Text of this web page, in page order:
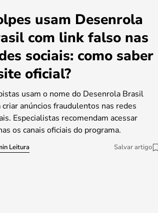
usam Desenrola
com link falso nas
sociais: como saber
oficial?
usam o nome do Desenrola Brasil
criar anúncios fraudulentos nas redes
Especialistas recomendam acessar
os canais oficiais do programa.
Leitura Salvar artigo